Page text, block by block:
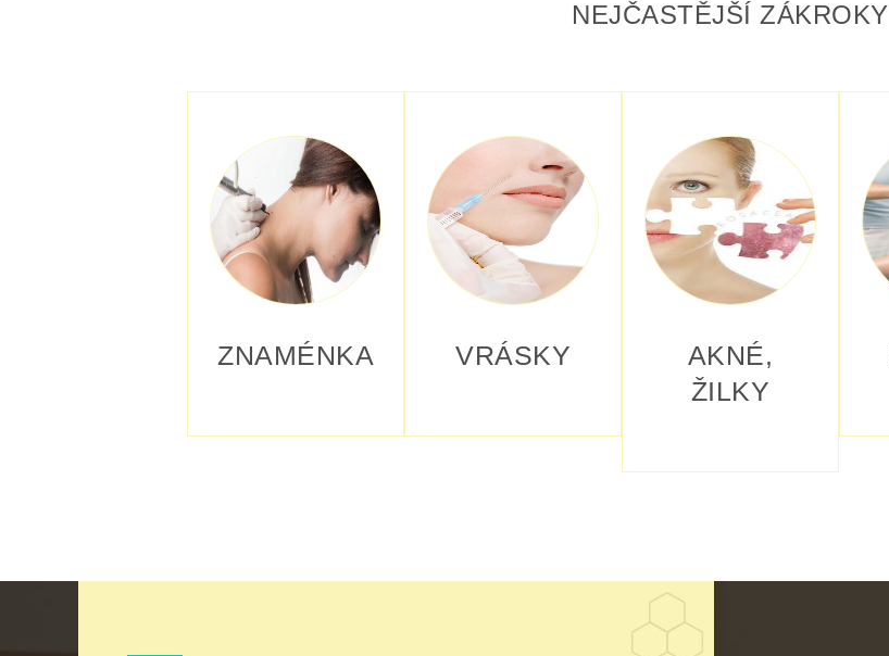
NEJČASTĚJŠÍ ZÁKROKY
ZNAMÉNKA VRÁSKY
AKNÉ,
ŽILKY